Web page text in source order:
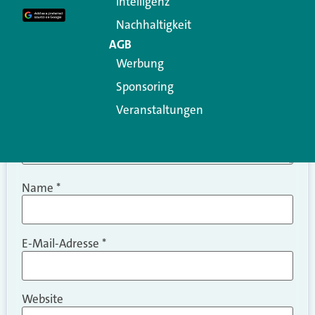
Kommentar
Name *
E-Mail-Adresse *
Website
Nachhaltigkeit
AGB
Werbung
Sponsoring
Veranstaltungen